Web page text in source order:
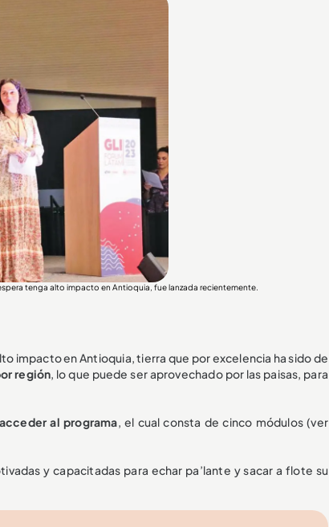
tenga alto impacto en Antioquia, fue lanzada recientemente.
impacto en Antioquia, tierra que por excelencia ha sido de
región, lo que puede ser aprovechado por las paisas, para
al programa, el cual consta de cinco módulos (ver
y capacitadas para echar pa’lante y sacar a flote su